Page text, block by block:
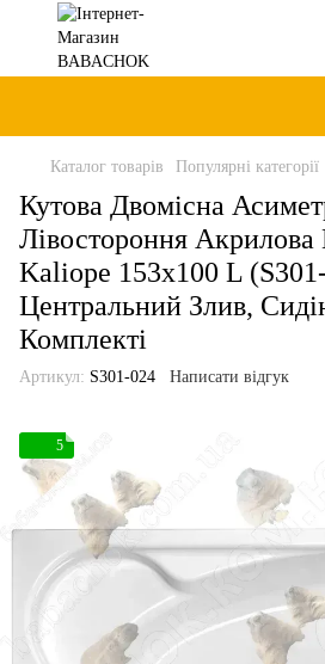
Каталог товарів Популярні категорії
Кутова Двомісна
Лівостороння
Kaliope 153x100 L
Центральний Злив,
Комплекті
Артикул: S301-024 Написати відгук
5